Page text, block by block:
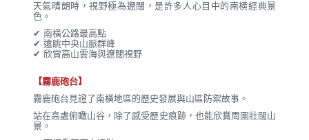
天氣晴朗時，視野極為遼闊，是許多人心目中的南橫經典景
色。
✔ 南橫公路最高點
✔ 遠眺中央山脈群峰
✔ 欣賞高山雲海與遼闊視野
【霧鹿砲台】
霧鹿砲台見證了南橫地區的歷史發展與山區防禦故事。
站在高處俯瞰山谷，除了感受歷史痕跡，也能欣賞周圍壯闊山
景。